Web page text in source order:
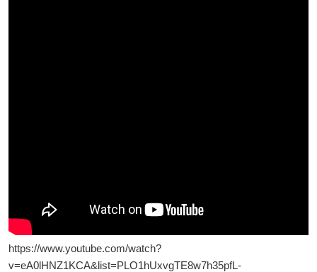
https://www.youtube.com/watch?
v=eA0lHNZ1KCA&list=PLO1hUxvgTE8w7h35pfL-